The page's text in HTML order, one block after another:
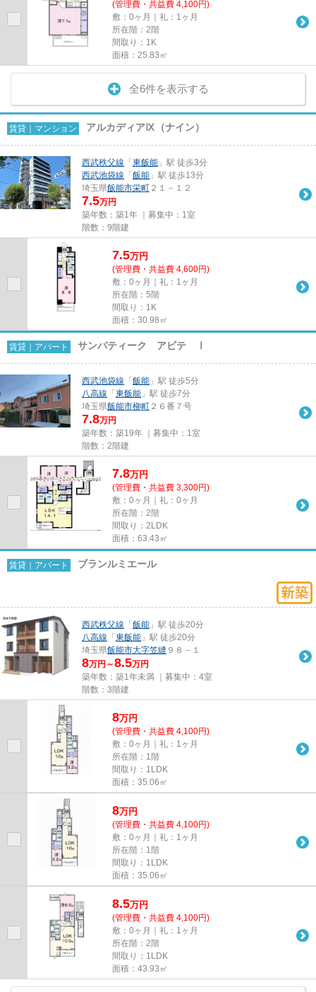
(管理費・共益費 4,100円)
敷：0ヶ月｜礼：1ヶ月
所在階：2階
間取り：1K
面積：25.83㎡
全6件を表示する
賃貸｜マンション アルカディアⅨ（ナイン）
西武秩父線 「 東飯能 」駅 徒歩3分
西武池袋線 「 飯能 」駅 徒歩13分
埼玉県飯能市栄町 ２１－１２
7.5万円
築年数：築1年 ｜募集中： 1室
階数：9階建
7.5万円
(管理費・共益費 4,600円)
敷：0ヶ月｜礼：1ヶ月
所在階：5階
間取り：1K
面積：30.98㎡
賃貸｜アパート サンパティーク アビテ Ⅰ
西武池袋線 「 飯能 」駅 徒歩5分
八高線 「 東飯能 」駅 徒歩7分
埼玉県飯能市柳町 ２６番７号
7.8万円
築年数：築19年 ｜募集中： 1室
階数：2階建
7.8万円
(管理費・共益費 3,300円)
敷：0ヶ月｜礼：0ヶ月
所在階：2階
間取り：2LDK
面積：63.43㎡
賃貸｜アパート ブランルミエール
西武秩父線 「 飯能 」駅 徒歩20分
八高線 「 東飯能 」駅 徒歩20分
埼玉県飯能市大字笠縫 ９８－１
8万円～8.5万円
築年数：築1年未満 ｜募集中： 4室
階数：3階建
8万円
(管理費・共益費 4,100円)
敷：0ヶ月｜礼：1ヶ月
所在階：1階
間取り：1LDK
面積：35.06㎡
8万円
(管理費・共益費 4,100円)
敷：0ヶ月｜礼：1ヶ月
所在階：1階
間取り：1LDK
面積：35.06㎡
8.5万円
(管理費・共益費 4,100円)
敷：0ヶ月｜礼：1ヶ月
所在階：2階
間取り：1LDK
面積：43.93㎡